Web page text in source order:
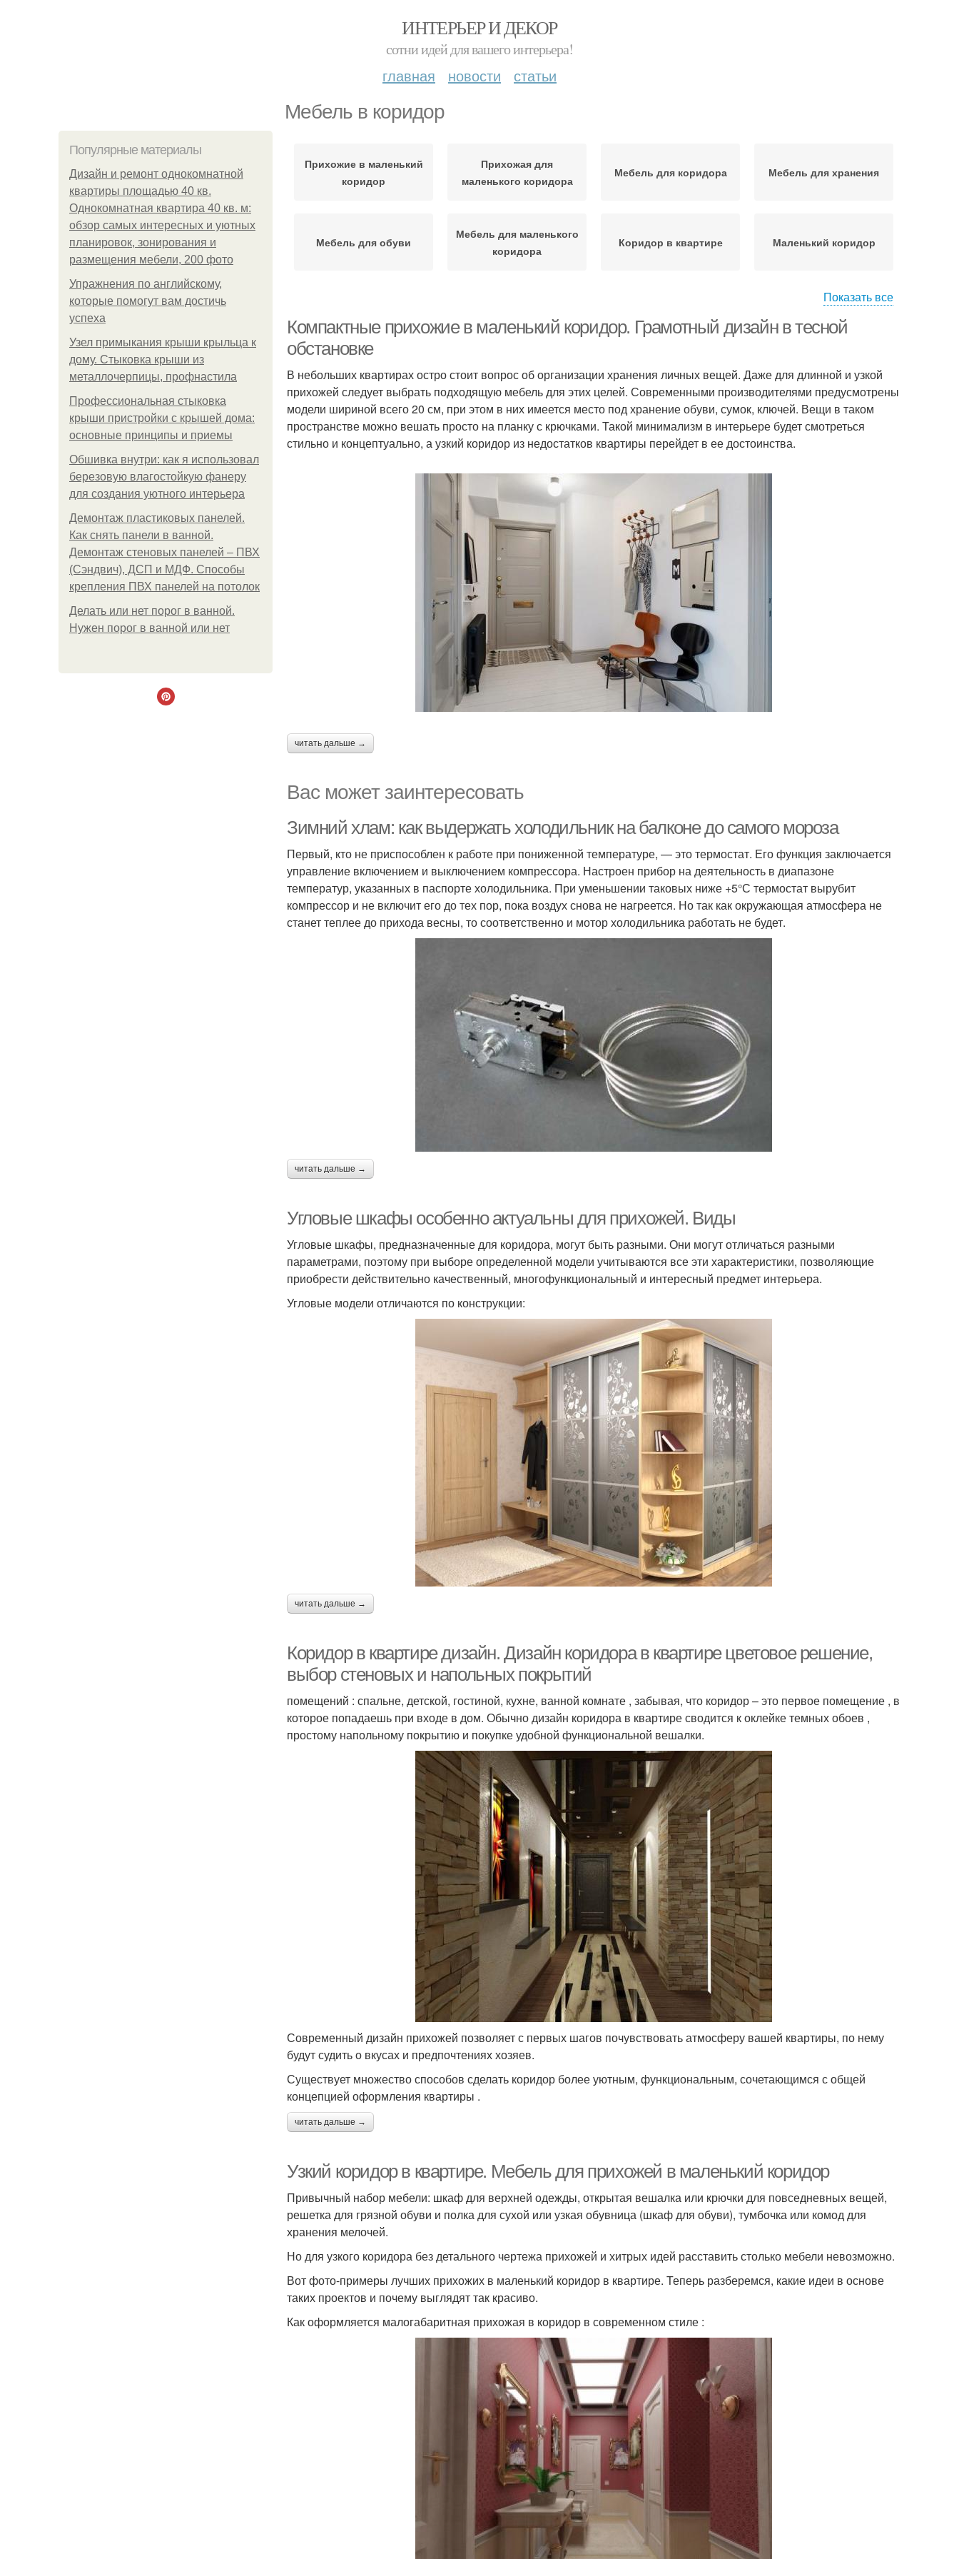
ИНТЕРЬЕР И ДЕКОР
сотни идей для вашего интерьера!
главная новости статьи
Мебель в коридор
Популярные материалы
Дизайн и ремонт однокомнатной
квартиры площадью 40 кв.
Однокомнатная квартира 40 кв. м:
обзор самых интересных и уютных
планировок, зонирования и
размещения мебели, 200 фото
Упражнения по английскому,
которые помогут вам достичь
успеха
Узел примыкания крыши крыльца к
дому. Стыковка крыши из
металлочерпицы, профнастила
Профессиональная стыковка
крыши пристройки с крышей дома:
основные принципы и приемы
Обшивка внутри: как я использовал
березовую влагостойкую фанеру
для создания уютного интерьера
Демонтаж пластиковых панелей.
Как снять панели в ванной.
Демонтаж стеновых панелей – ПВХ
(Сэндвич), ДСП и МДФ. Способы
крепления ПВХ панелей на потолок
Делать или нет порог в ванной.
Нужен порог в ванной или нет
Прихожие в маленький
коридор
Прихожая для
маленького коридора
Мебель для коридора Мебель для хранения
Мебель для обуви
Мебель для маленького
коридора
Коридор в квартире Маленький коридор
Показать все
Компактные прихожие в маленький коридор. Грамотный дизайн в тесной
обстановке
В небольших квартирах остро стоит вопрос об организации хранения личных вещей. Даже для длинной и узкой
прихожей следует выбрать подходящую мебель для этих целей. Современными производителями предусмотрены
модели шириной всего 20 см, при этом в них имеется место под хранение обуви, сумок, ключей. Вещи в таком
пространстве можно вешать просто на планку с крючками. Такой минимализм в интерьере будет смотреться
стильно и концептуально, а узкий коридор из недостатков квартиры перейдет в ее достоинства.
читать дальше →
Вас может заинтересовать
Зимний хлам: как выдержать холодильник на балконе до самого мороза
Первый, кто не приспособлен к работе при пониженной температуре, — это термостат. Его функция заключается
управление включением и выключением компрессора. Настроен прибор на деятельность в диапазоне
температур, указанных в паспорте холодильника. При уменьшении таковых ниже +5°С термостат вырубит
компрессор и не включит его до тех пор, пока воздух снова не нагреется. Но так как окружающая атмосфера не
станет теплее до прихода весны, то соответственно и мотор холодильника работать не будет.
читать дальше →
Угловые шкафы особенно актуальны для прихожей. Виды
Угловые шкафы, предназначенные для коридора, могут быть разными. Они могут отличаться разными
параметрами, поэтому при выборе определенной модели учитываются все эти характеристики, позволяющие
приобрести действительно качественный, многофункциональный и интересный предмет интерьера.
Угловые модели отличаются по конструкции:
читать дальше →
Коридор в квартире дизайн. Дизайн коридора в квартире цветовое решение,
выбор стеновых и напольных покрытий
помещений : спальне, детской, гостиной, кухне, ванной комнате , забывая, что коридор – это первое помещение , в
которое попадаешь при входе в дом. Обычно дизайн коридора в квартире сводится к оклейке темных обоев ,
простому напольному покрытию и покупке удобной функциональной вешалки.
Современный дизайн прихожей позволяет с первых шагов почувствовать атмосферу вашей квартиры, по нему
будут судить о вкусах и предпочтениях хозяев.
Существует множество способов сделать коридор более уютным, функциональным, сочетающимся с общей
концепцией оформления квартиры .
читать дальше →
Узкий коридор в квартире. Мебель для прихожей в маленький коридор
Привычный набор мебели: шкаф для верхней одежды, открытая вешалка или крючки для повседневных вещей,
решетка для грязной обуви и полка для сухой или узкая обувница (шкаф для обуви), тумбочка или комод для
хранения мелочей.
Но для узкого коридора без детального чертежа прихожей и хитрых идей расставить столько мебели невозможно.
Вот фото-примеры лучших прихожих в маленький коридор в квартире. Теперь разберемся, какие идеи в основе
таких проектов и почему выглядят так красиво.
Как оформляется малогабаритная прихожая в коридор в современном стиле :